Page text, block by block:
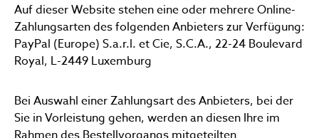
Auf dieser Website stehen eine oder mehrere Online-
Zahlungsarten des folgenden Anbieters zur Verfügung:
PayPal (Europe) S.a.r.l. et Cie, S.C.A., 22-24 Boulevard
Royal, L-2449 Luxemburg
Bei Auswahl einer Zahlungsart des Anbieters, bei der
Sie in Vorleistung gehen, werden an diesen Ihre im